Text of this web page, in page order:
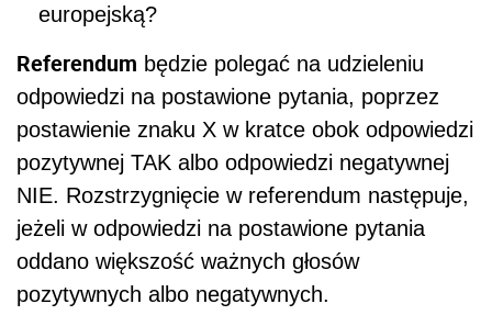
europejską?
Referendum będzie polegać na udzieleniu
odpowiedzi na postawione pytania, poprzez
postawienie znaku X w kratce obok odpowiedzi
pozytywnej TAK albo odpowiedzi negatywnej
NIE. Rozstrzygnięcie w referendum następuje,
jeżeli w odpowiedzi na postawione pytania
oddano większość ważnych głosów
pozytywnych albo negatywnych.